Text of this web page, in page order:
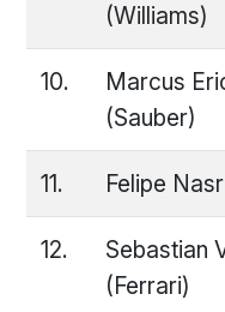
(Williams)
10.
Marcus
(Sauber)
11. Felipe
12.
Sebastian
(Ferrari)